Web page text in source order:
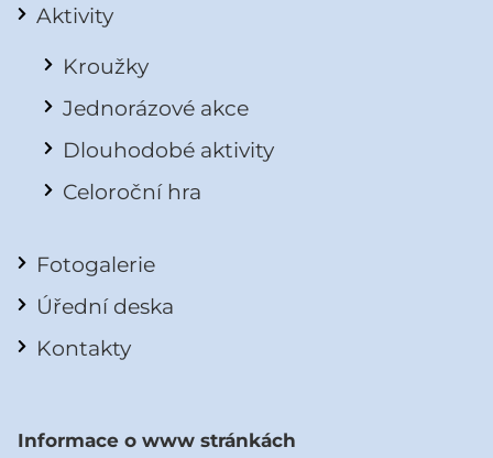
Aktivity
Kroužky
Jednorázové akce
Dlouhodobé aktivity
Celoroční hra
Fotogalerie
Úřední deska
Kontakty
Informace o www stránkách